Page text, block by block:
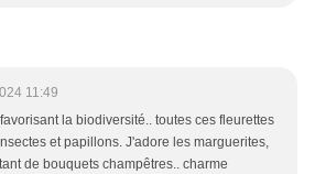
11:49
la biodiversité.. toutes ces fleurettes
et papillons. J'adore les marguerites,
de bouquets champêtres.. charme